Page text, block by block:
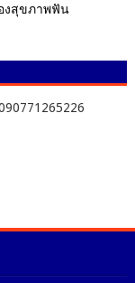
งสุขภาพฟัน